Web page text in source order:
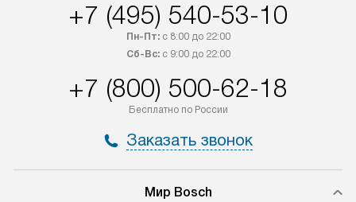
интересен товар «Под заказ»,
обсудите возможность его
приобретения с менеджером сайта.
доставляются бесплатно
по Москве в пределах МКАД,
не предусмотрена.
доставки доставит упакованный
по монтажу
материалы.
+7 (495) 540-53-10
Пн-Пт:с 8:00 до 22:00
Сб-Вс:с 9:00 до 22:00
+7 (800) 500-62-18
Бесплатно по России
Заказать звонок
Мир Bosch